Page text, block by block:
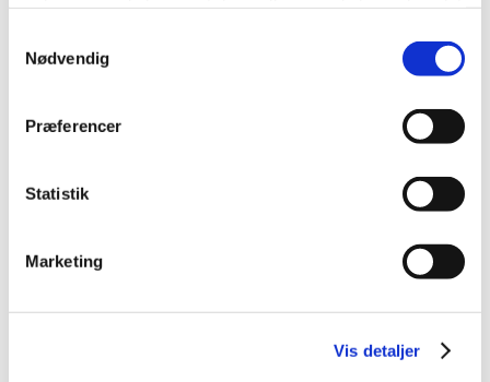
Nødvendig
Præferencer
Statistik
Marketing
Vis detaljer
Projektløsninger
Nyheder
Kontakt/Info